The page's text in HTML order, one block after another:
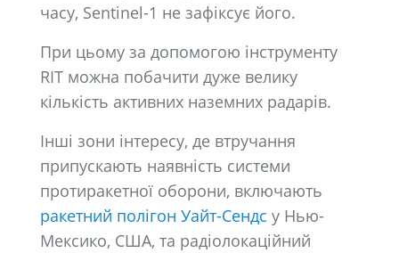
часу, Sentinel-1 не зафіксує його.
При цьому за допомогою інструменту
RIT можна побачити дуже велику
кількість активних наземних радарів.
Інші зони інтересу, де втручання
припускають наявність системи
протиракетної оборони, включають
ракетний полігон Уайт-Сендс у Нью-
Мексико, США, та радіолокаційний